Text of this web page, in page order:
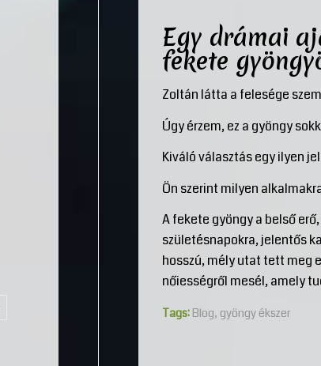
Egy drámai
fekete
Zoltán látta a felesége
Úgy érzem, ez a gyöngy
Kiváló választás egy ilyen
Ön szerint milyen
A fekete gyöngy a belső
születésnapokra, jelentős
hosszú, mély utat tett meg
nőiességről mesél, amely
Tags: Blog, gyöngy ékszer